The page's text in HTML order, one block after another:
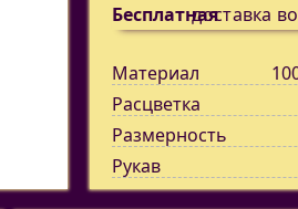
Бесплатнаядоставка
Материал
Расцветка
Размерность
Рукав